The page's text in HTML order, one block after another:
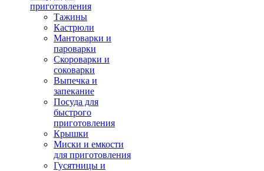
приготовления
Тажины
Кастрюли
Мантоварки и
пароварки
Скороварки и
соковарки
Выпечка и
запекание
Посуда для
быстрого
приготовления
Крышки
Миски и емкости
для приготовления
Гусятницы и